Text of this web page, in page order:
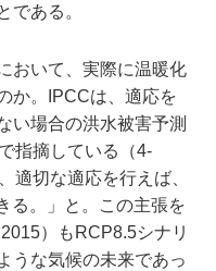
である。
おいて、実際に温暖化
か。IPCCは、適応を
い場合の洪水被害予測
指摘している（4-
適切な適応を行えば、
る。」と。この主張を
）もRCP8.5シナリ
うな気候の未来であっ